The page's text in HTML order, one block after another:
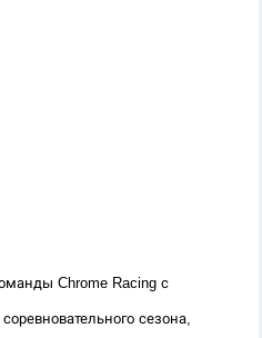
Chrome Racing с
сезона,